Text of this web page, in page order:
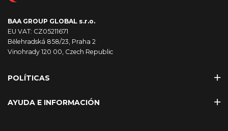
BAA GROUP GLOBAL s.r.o.
EU VAT: CZ05211671
Bělehradská 858/23, Praha 2
Vinohrady 120 00, Czech Republic
POLÍTICAS
AYUDA E INFORMACIÓN